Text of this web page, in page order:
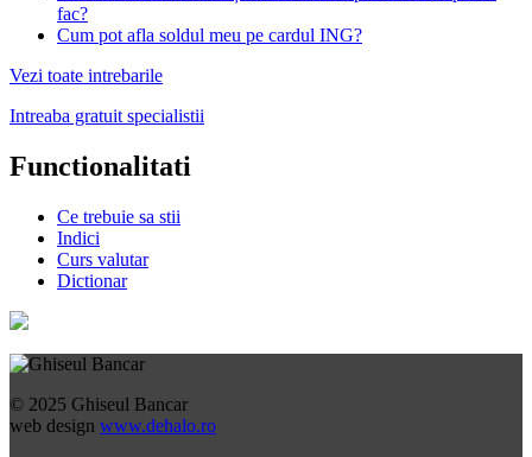
fac?
Cum pot afla soldul meu pe cardul ING?
Vezi toate intrebarile
Intreaba gratuit specialistii
Functionalitati
Ce trebuie sa stii
Indici
Curs valutar
Dictionar
© 2025 Ghiseul Bancar
web design www.dehalo.ro